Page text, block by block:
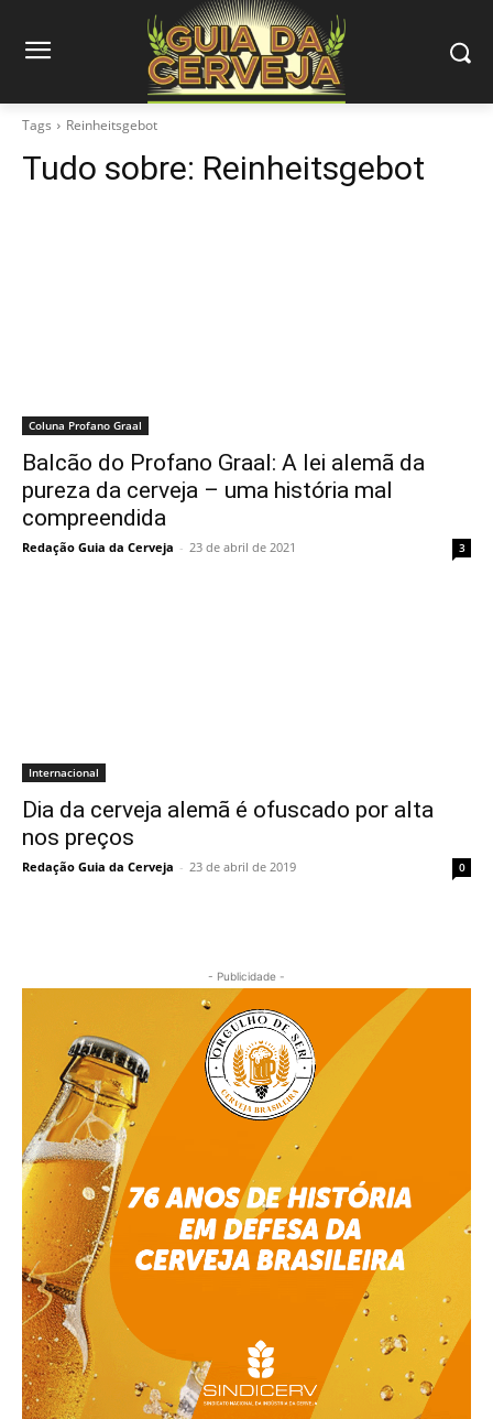
Tags Reinheitsgebot
Tudo sobre: Reinheitsgebot
Coluna Profano Graal
Balcão do Profano Graal: A lei alemã da
pureza da cerveja – uma história mal
compreendida
Redação Guia da Cerveja - 23 de abril de 2021 3
Internacional
Dia da cerveja alemã é ofuscado por alta
nos preços
Redação Guia da Cerveja - 23 de abril de 2019 0
- Publicidade -